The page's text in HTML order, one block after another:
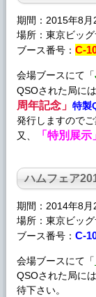
期間：2015年8月
場所：東京ビッ
ブース番号： C-
会場ブースにて「
QSOされた局には
周年記念」 特製
発行しますので
又、
「特別展示
ハムフェア
期間：2014年8月
場所：東京ビッ
ブース番号： C-
会場ブースにて「
QSOされた局に
待下さい。